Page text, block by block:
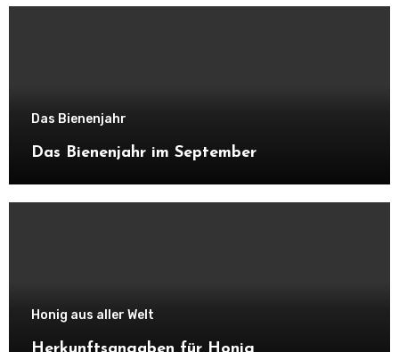
Das Bienenjahr
Das Bienenjahr im September
Honig aus aller Welt